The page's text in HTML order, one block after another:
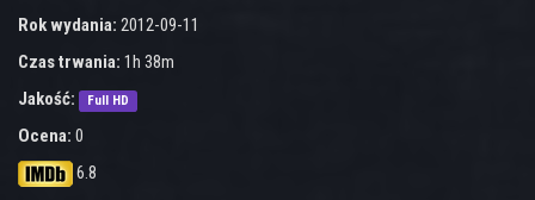
Rok wydania: 2012-09-11
Czas trwania: 1h 38m
Jakość:
Full HD
Ocena: 0
6.8